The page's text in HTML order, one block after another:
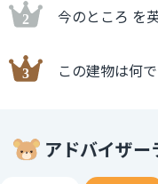
今のところ を
この建物は何
アドバイザー